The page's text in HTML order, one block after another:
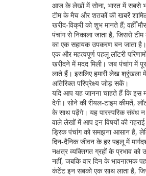
आज के लेखों मेंसोना, भारत में सबसे
टीम के मैच और शतकों की खबरें
खरीद‑विक्री को शुभ मानते हैं; वहीँ
पंचांग से निकाला जाता है, जिससे
का एक सहायक उपकरण बन जाता है।
एक और महत्वपूर्ण पहलू लॉटरी
खरीदने में मदद मिली। जब पंचांग में
लाते हैं। इसलिए हमारी लेख श्रृंखला
अतिरिक्त परिप्रेक्ष्य जोड़ सकें।
यदि आप यह जानना चाहते हैं कि इस
देगी। सोने की रीयल‑टाइम कीमतें,
के साथ पढ़ेंगे। यह पारस्परिक संबंध
वाले लेखों में आप इन विषयों की
ड्रिक पंचांग को समझना आसान है,
दिन‑दैनिक जीवन के हर पहलू में
नक्षत्र व्यक्तिगत ग्रहों के प्रभाव
नहीं, जबकि वार दिन के भावनात्मक
कंटेंट इन सबको एक साथ लाता है,